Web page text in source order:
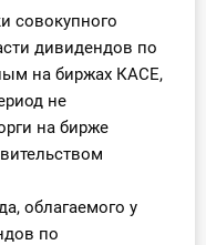
совокупного
дивидендов по
на биржах КАСЕ,
не
на бирже
облагаемого у
по